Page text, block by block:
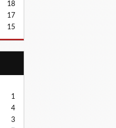
18
17
15
1
4
3